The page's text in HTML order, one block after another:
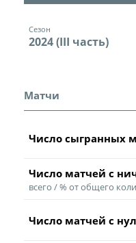
Сезон
2024 (III часть)
Матчи
Число cыгранных
Число матчей с
всего / % от общего
Число матчей с